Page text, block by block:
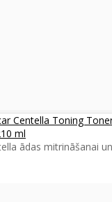
Centella Toning
ml
ādas mitrināšanai